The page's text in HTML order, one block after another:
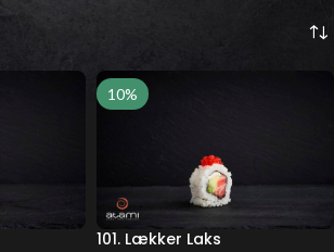
10%
101. Lækker Laks